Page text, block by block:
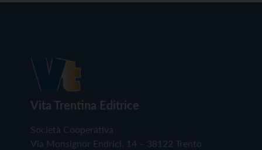
Vita Trentina Editrice
Società Cooperativa
Via Monsignor Endrici, 14 – 38122 Trento